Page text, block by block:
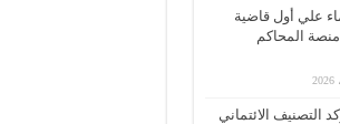
علي أول قاضية
المحاكم
التصنيف الائتماني